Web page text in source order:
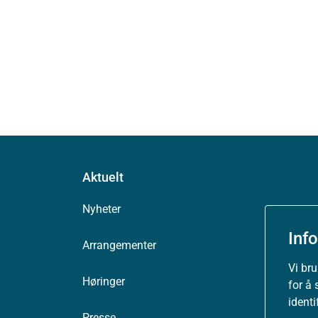
Vi
for å
Aktuelt
Nyheter
Arrangementer
Høringer